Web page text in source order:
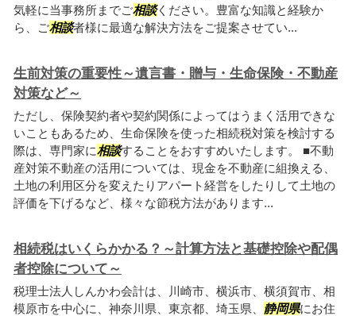
気軽に当事務所までご相談ください。豊富な知識と経験か
ら、ご相談者様に最適な解決方法をご提案させてい...
生前対策の重要性～遺言書・贈与・生命保険・不動産
対策など～
ただし、保険契約者や契約関係によってはうまく活用できな
いこともあるため、生命保険を使った相続税対策を検討する
際は、専門家に相談することをおすすめいたします。 ■不動
産対策不動産の活用については、現金を不動産に組換える、
土地の利用区分を変えたりアパート経営をしたりして土地の
評価を下げるなど、様々な節税方法があります...
相続税はいくらかかる？～計算方法と基礎控除や配偶
者控除について～
税理士法人しんかわ会計は、川崎市、横浜市、横須賀市、相
模原市を中心に、神奈川県、東京都、埼玉県、 静岡県にお住